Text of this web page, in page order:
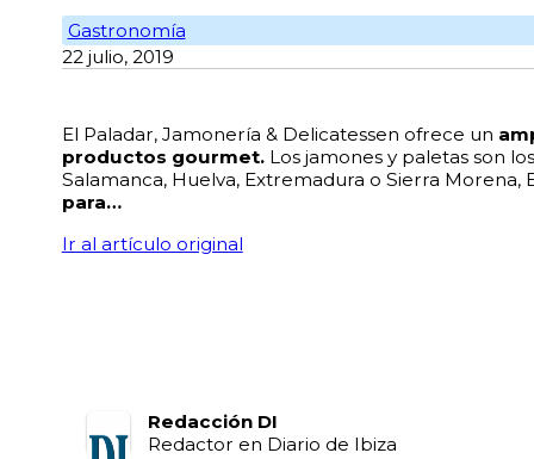
Gastronomía
22 julio, 2019
El Paladar, Jamonería & Delicatessen ofrece un
productos gourmet.Los jamones y paletas son
Salamanca, Huelva, Extremadura o Sierra Morena,
para…
Ir al artículo original
Redacción DI
Redactor en Diario de Ibiza